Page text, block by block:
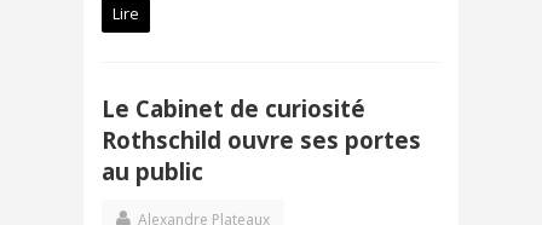
Lire
Le Cabinet de curiosité
Rothschild ouvre ses portes
au public
Alexandre Plateaux